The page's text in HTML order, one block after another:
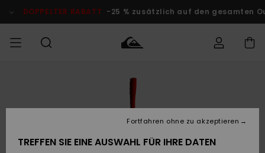
Produktinformation
DOPPELTER RABATT -25 % zusätzlich auf den gesamten
Kleidung
Accessoires
Kleidung
Accessoires
FRAUEN
Brandneu
Surf Shop
Männer
Kinder
Snow Shop
Männer
Snow Shop
Kinder
Outlet
Herren
KINDER
Auf meine
Bestellung
zugreifen
TREFFEN SIE EINE AUSWAHL FÜR IHRE DATEN
Fortfahren ohne zu akzeptieren